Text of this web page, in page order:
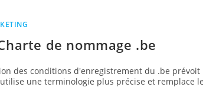
de nommage .be
des conditions d'enregistrement du .be
une terminologie plus précise et remplace